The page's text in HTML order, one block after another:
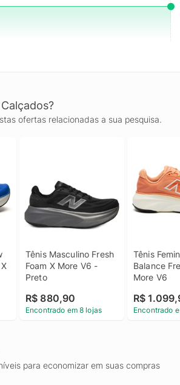
ofertas relacionadas a sua pesquisa.
Tênis Masculino Fresh
Foam X More V6 -
Preto
R$ 880,90
Encontrado em 8 lojas
Tênis
Balance
More V6
R$
Encontrado
para economizar em suas compras